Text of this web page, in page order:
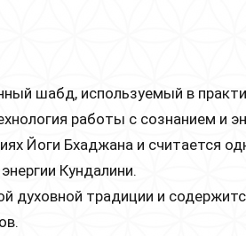
шабд, используемый в
работы с сознанием и
Йоги Бхаджана и считается
Кундалини.
духовной традиции и